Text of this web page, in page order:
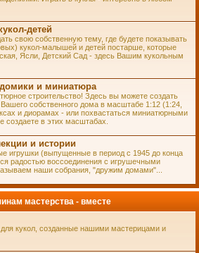
детей
свою собственную тему, где будете показывать
кукол-малышей и детей постарше, которые
Ясли, Детский Сад - здесь Вашим кукольным
и миниатюра
строительство! Здесь вы можете создать
собственного дома в масштабе 1:12 (1:24,
и диорамах - или похвастаться миниатюрными
создаете в этих масштабах.
и истории
игрушки (выпущенные в период с 1945 до конца
радостью воссоединения с игрушечными
наши собрания, "дружим домами"...
мастерства - вместе
кукол, созданные нашими мастерицами и